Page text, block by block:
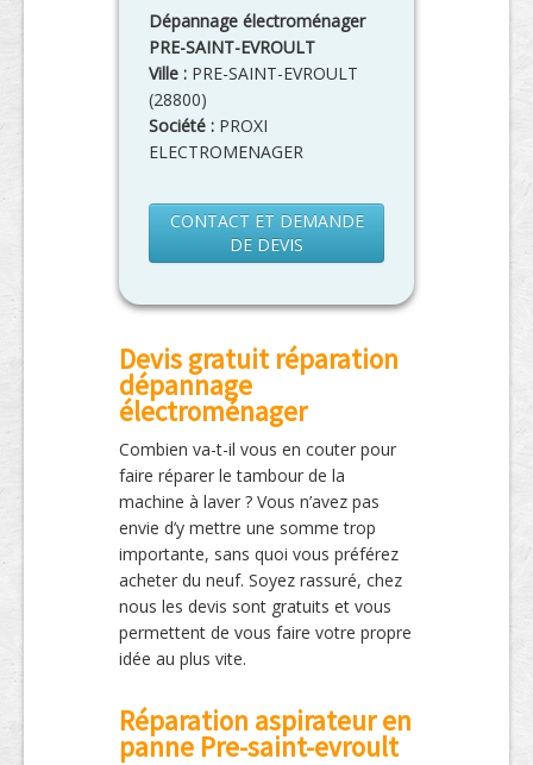
Dépannage électroménager
PRE-SAINT-EVROULT
Ville : PRE-SAINT-EVROULT
(28800)
Société : PROXI
ELECTROMENAGER
CONTACT ET DEMANDE
DE DEVIS
Devis gratuit réparation
dépannage
électroménager
Combien va-t-il vous en couter pour
faire réparer le tambour de la
machine à laver ? Vous n’avez pas
envie d’y mettre une somme trop
importante, sans quoi vous préférez
acheter du neuf. Soyez rassuré, chez
nous les devis sont gratuits et vous
permettent de vous faire votre propre
idée au plus vite.
Réparation aspirateur en
panne Pre-saint-evroult